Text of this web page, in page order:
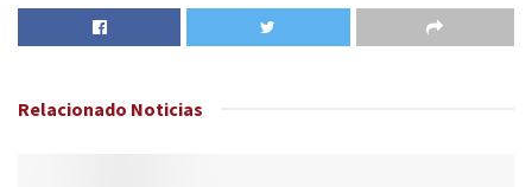
Relacionado Noticias